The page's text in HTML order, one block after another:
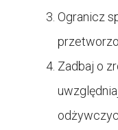
Ogranicz
Zadbaj o